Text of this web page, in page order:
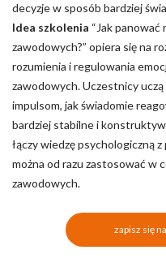
decyzje w sposób bardziej
Idea szkolenia “Jak
zawodowych?” opiera się na
rozumienia i regulowania
zawodowych. Uczestnicy
impulsom, jak świadomie
bardziej stabilne i
łączy wiedzę psychologiczną
można od razu zastosować w
zawodowych.
zapisz się